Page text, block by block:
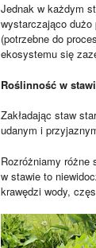
Jednak w każdym
wystarczająco dużo
(potrzebne do
ekosystemu się
Roślinność w
Zakładając staw
udanym i
Rozróżniamy różne
w stawie to
krawędzi wody,